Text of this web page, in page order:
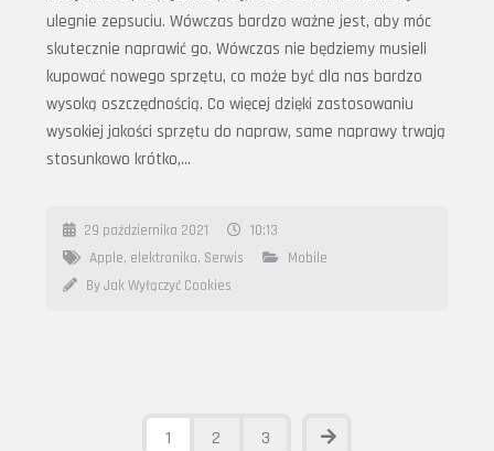
ulegnie zepsuciu. Wówczas bardzo ważne jest, aby móc
skutecznie naprawić go. Wówczas nie będziemy musieli
kupować nowego sprzętu, co może być dla nas bardzo
wysoką oszczędnością. Co więcej dzięki zastosowaniu
wysokiej jakości sprzętu do napraw, same naprawy trwają
stosunkowo krótko,…
29 października 2021
10:13
Apple, elektronika, Serwis
Mobile
By Jak Wyłączyć Cookies
1 2 3